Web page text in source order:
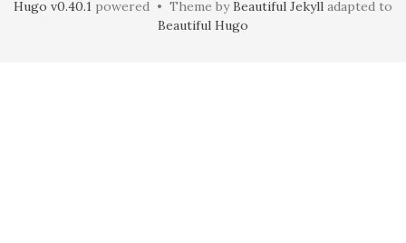
Hugo v0.40.1 powered • Theme byBeautiful Jekyll adapted to
Beautiful Hugo